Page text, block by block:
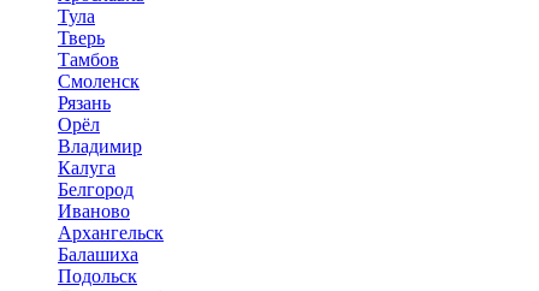
Тула
Тверь
Тамбов
Смоленск
Рязань
Орёл
Владимир
Калуга
Белгород
Иваново
Архангельск
Балашиха
Подольск